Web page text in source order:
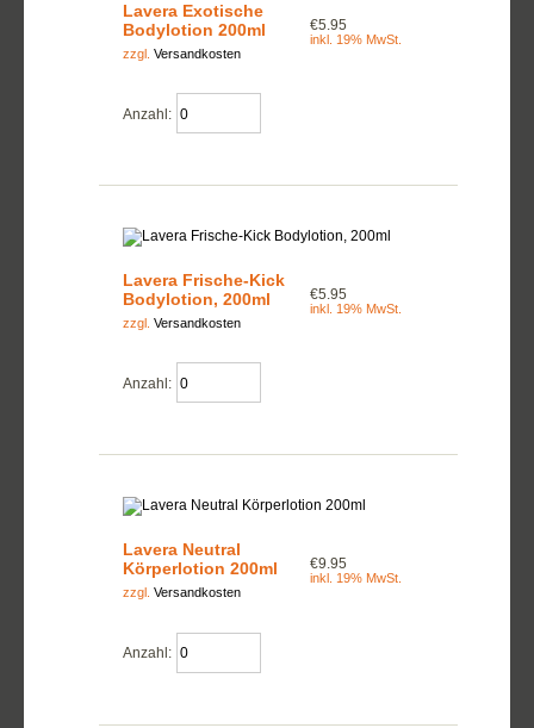
Lavera Exotische
Bodylotion 200ml
€5.95
inkl. 19% MwSt.
zzgl. Versandkosten
Anzahl:
Lavera Frische-Kick
Bodylotion, 200ml
€5.95
inkl. 19% MwSt.
zzgl. Versandkosten
Anzahl:
Lavera Neutral
Körperlotion 200ml
€9.95
inkl. 19% MwSt.
zzgl. Versandkosten
Anzahl: